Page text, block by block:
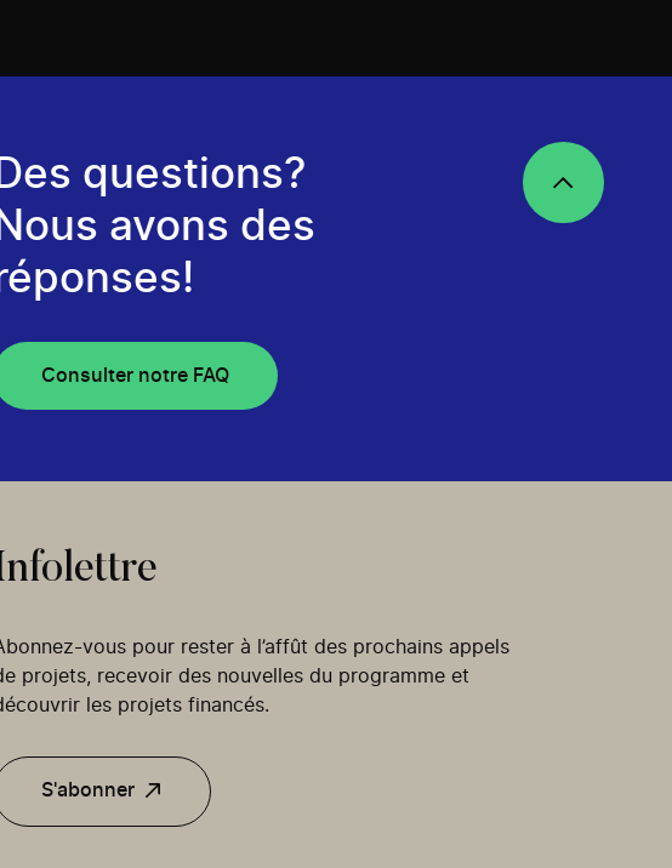
Des questions?
Nous avons des
Consulter notre FAQ
vous pour rester à l’affût des prochains appels
projets, recevoir des nouvelles du programme et
les projets financés.
S'abonner